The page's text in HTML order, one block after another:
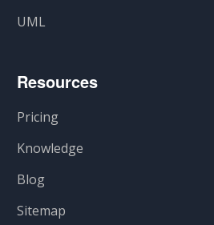
UML
Resources
Pricing
Knowledge
Blog
Sitemap